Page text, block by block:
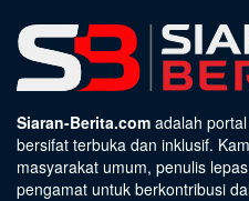
Siaran-Berita.com adalah
bersifat terbuka dan inklusif.
masyarakat umum, penulis
pengamat untuk berkontribusi